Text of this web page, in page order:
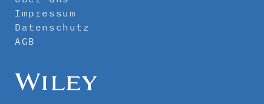
Impressum
Datenschutz
AGB